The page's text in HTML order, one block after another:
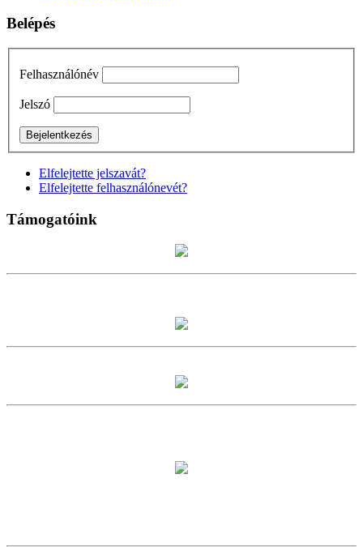
Belépés
Felhasználónév
Jelszó
Elfelejtette jelszavát?
Elfelejtette felhasználónevét?
Támogatóink